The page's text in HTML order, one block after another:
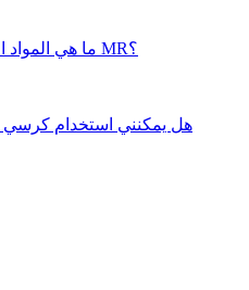
ما هي المواد المستخدمة في بناء مصعد الشحن MR؟
هل يمكنني استخدام